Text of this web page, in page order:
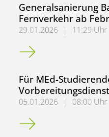
Generalsanierung
Fernverkehr ab
29.01.2026 |
11:29 Uhr
Generalsanierung
Für MEd-
Vorbereitungsdienst
05.01.2026 |
08:00 Uhr
Für MEd-Studierende: